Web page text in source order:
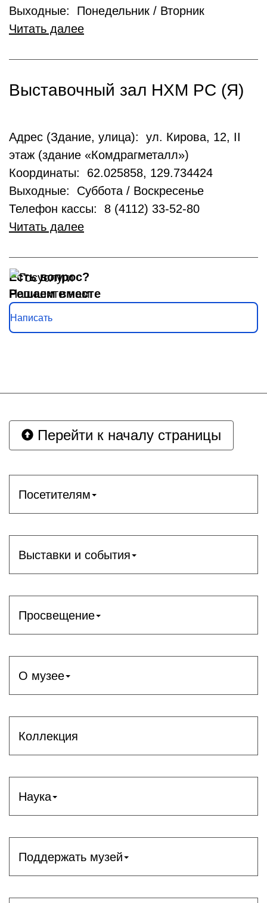
Выходные: Понедельник / Вторник
Читать далее
Выставочный зал НХМ РС (Я)
Адрес (Здание, улица): ул. Кирова, 12, II
этаж (здание «Комдрагметалл»)
Координаты: 62.025858, 129.734424
Выходные: Суббота / Воскресенье
Телефон кассы: 8 (4112) 33-52-80
Читать далее
Решаем вместе
Есть вопрос?
Напишите нам
Написать
Перейти к началу страницы
Посетителям
Выставки и события
Просвещение
О музее
Коллекция
Наука
Поддержать музей